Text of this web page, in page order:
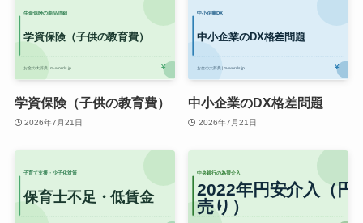
学資保険（子供の教育費）
2026年7月21日
中小企業のDX格差問題
2026年7月21日